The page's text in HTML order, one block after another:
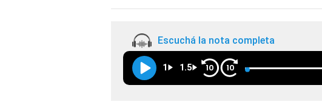
Escuchá la nota completa
1 1.5 10 10